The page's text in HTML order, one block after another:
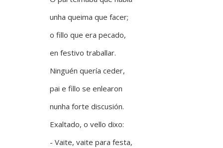
unha queima que facer;
o fillo que era pecado,
en festivo traballar.
Ninguén quería ceder,
pai e fillo se enlearon
nunha forte discusión.
Exaltado, o vello dixo:
- Vaite, vaite para festa,